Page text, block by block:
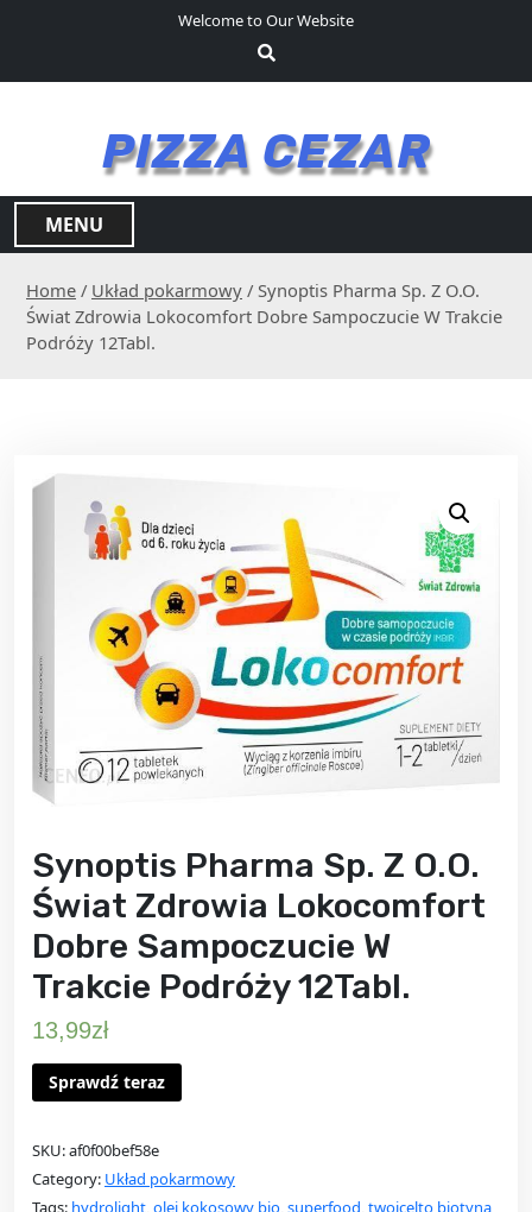
Welcome to Our Website
PIZZA CEZAR
MENU
Home / Układ pokarmowy / Synoptis Pharma Sp. Z O.O.
Świat Zdrowia Lokocomfort Dobre Sampoczucie W Trakcie
Podróży 12Tabl.
Synoptis Pharma Sp. Z O.O.
Świat Zdrowia Lokocomfort
Dobre Sampoczucie W
Trakcie Podróży 12Tabl.
13,99zł
Sprawdź teraz
SKU:af0f00bef58e
Category: Układ pokarmowy
Tags: hydrolight olej kokosowy bio superfood twojcelto biotyna